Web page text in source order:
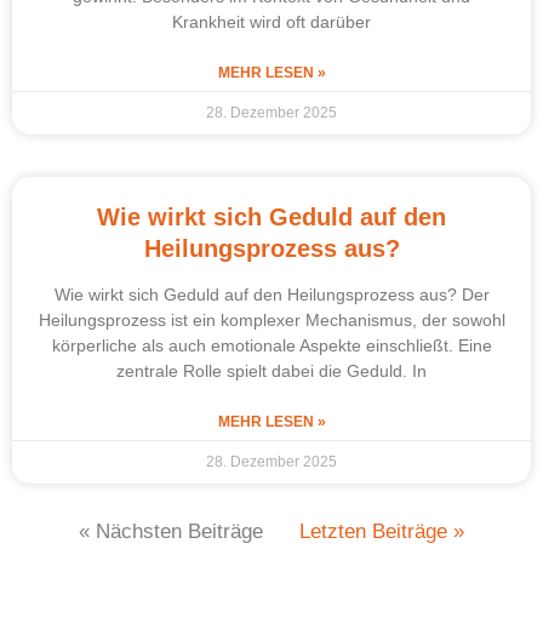
Krankheit wird oft darüber
MEHR LESEN »
28. Dezember 2025
Wie wirkt sich Geduld auf den
Heilungsprozess aus?
Wie wirkt sich Geduld auf den Heilungsprozess aus? Der
Heilungsprozess ist ein komplexer Mechanismus, der sowohl
körperliche als auch emotionale Aspekte einschließt. Eine
zentrale Rolle spielt dabei die Geduld. In
MEHR LESEN »
28. Dezember 2025
« Nächsten Beiträge Letzten Beiträge »